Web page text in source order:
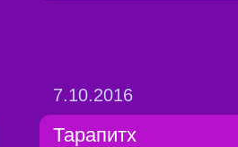
7.10.2016
Тарапитх